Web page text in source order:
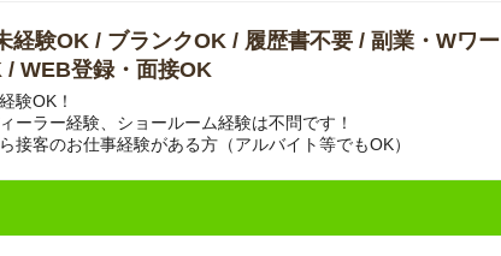
経験OK / ブランクOK / 履歴書不要 / 副業・Wワー
/ WEB登録・面接OK
験OK！
ーラー経験、ショールーム経験は不問です！
接客のお仕事経験がある方（アルバイト等でもOK）